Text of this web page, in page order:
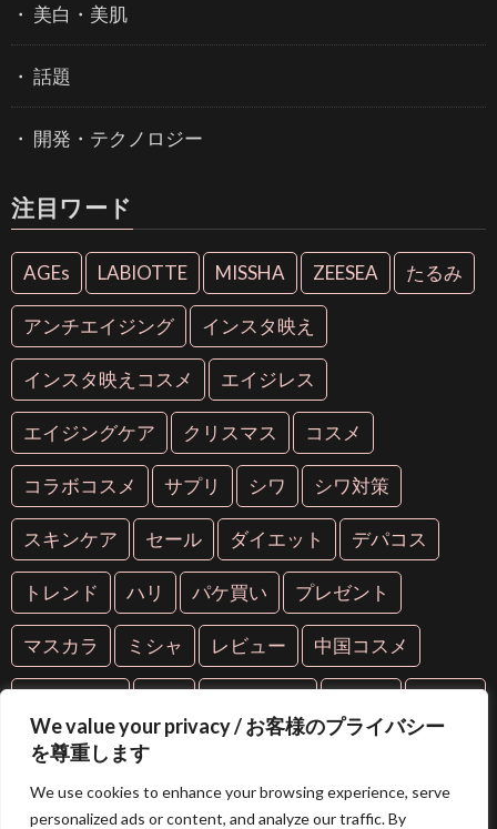
We value your privacy / お客様のプライバシー
を尊重します
We use cookies to enhance your browsing experience, serve
personalized ads or content, and analyze our traffic. By
美白・美肌
話題
開発・テクノロジー
注目ワード
AGEs LABIOTTE MISSHA ZEESEA たるみ
アンチエイジング インスタ映え
インスタ映えコスメ エイジレス
エイジングケア クリスマス コスメ
コラボコスメ サプリ シワ シワ対策
スキンケア セール ダイエット デパコス
トレンド ハリ パケ買い プレゼント
マスカラ ミシャ レビュー 中国コスメ
抗糖化 抗老化
美容 美容液 美白 美肌 芸能人愛用